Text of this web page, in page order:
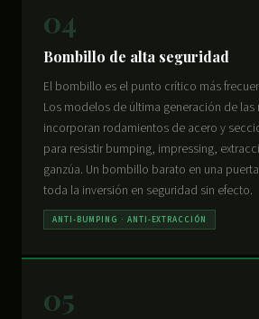
04
Bombillo de alta seguridad
El bombillo es el punto crítico más
Los modelos de última generación de las
incorporan rodamientos de acero y
para resistir bumping, impressing,
ganzúa. Un bombillo barato en una
toda la inversión en seguridad sin efecto.
ANTI-BUMPING · ANTI-EXTRACCIÓN
05